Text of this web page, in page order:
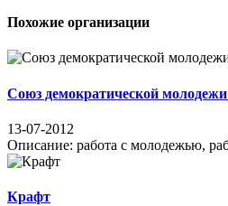
Похожие организации
Союз демократической
13-07-2012
Описание: работа с молодежью,
Крафт